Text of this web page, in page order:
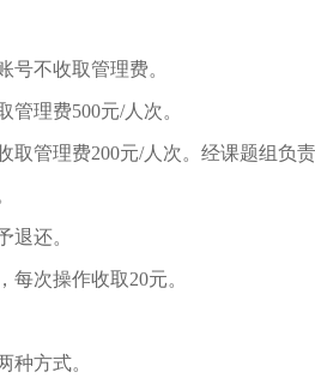
号不收取管理费。
理费500元/人次。
取管理费200元/人次。经课题组负
退还。
每次操作收取20元。
种方式。